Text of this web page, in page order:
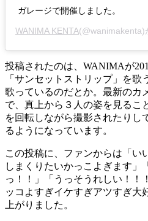
ガレージで開催しました。
WANIMA KENTA(@wanimakenta)
投稿されたのは、WANIMAが
「サンセットストリップ」を
歌っているのだとか。最新のカ
で、真上から３人の姿を見るこ
を回転しながら撮影されたりし
るようになっています。
この投稿に、ファンからは「い
しまくりたいかっこよぎます」
っ！！」「うっそうれしい！！
ッコよすぎイケすぎアツすぎ大
上がりました。